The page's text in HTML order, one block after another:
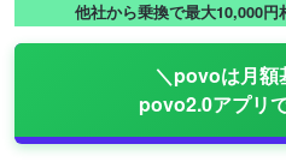
他社から乗換で最大10,000円
＼povoは月額
povo2.0アプリ